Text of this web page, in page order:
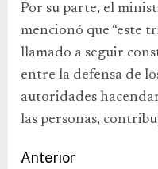
Por su parte, el
mencionó que “este
llamado a seguir
entre la defensa de
autoridades
las personas,
Anterior